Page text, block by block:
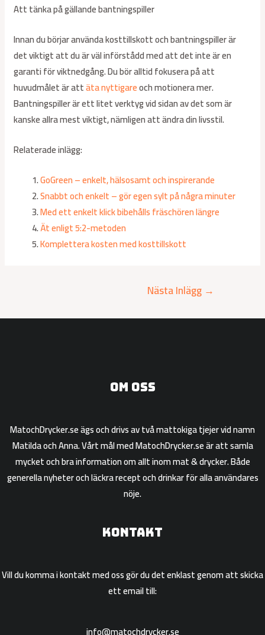
Att tänka på gällande bantningspiller
Innan du börjar använda kosttillskott och bantningspiller är
det viktigt att du är väl införstådd med att det inte är en
garanti för viktnedgång. Du bör alltid fokusera på att
huvudmålet är attäta nyttigareoch motionera mer.
Bantningspiller är ett litet verktyg vid sidan av det som är
kanske allra mest viktigt, nämligen att ändra din livsstil.
Relaterade inlägg:
GoGreen – enkelt, hälsosamt och inspirerande
Snabbt och enkelt – gör egen sylt på några minuter
Med ett enkelt klick bibehålls fräschören längre
Ät enligt 5:2-metoden
Komplettera kosten med kosttillskott
Nästa Inlägg →
Om oss
MatochDrycker.se ägs och drivs av två mattokiga tjejer vid namn
Matilda och Anna. Vårt mål med MatochDrycker.se är att samla
mycket och bra information om allt inom mat & drycker. Både
generella nyheter och läckra recept och drinkar för alla användares
nöje.
Kontakt
Vill du komma i kontakt med oss gör du det enklast genom att skicka
ett email till: